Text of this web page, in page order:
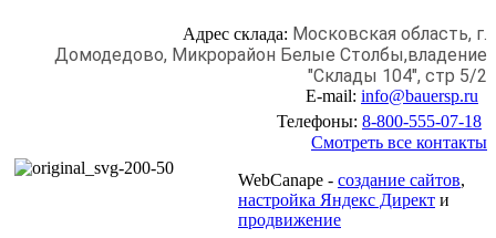
Адрес склада: Московская область, г.
Домодедово, Микрорайон Белые Столбы,владение
"Склады 104", стр 5/2
E-mail: info@bauersp.ru
Телефоны: 8-800-555-07-18
Смотреть все контакты
WebCanape - создание сайтов,
настройка Яндекс Директ и
продвижение